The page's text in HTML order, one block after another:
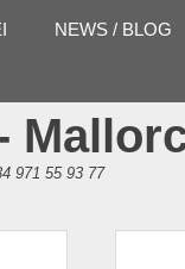
NEWS / BLOG
971 55 93 77